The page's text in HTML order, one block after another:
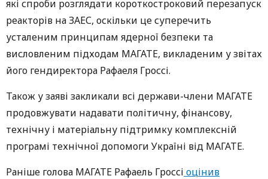
які спроби розглядати короткостроковий перезапуск
реакторів на ЗАЕС, оскільки це суперечить
усталеним принципам ядерної безпеки та
висловленим підходам МАГАТЕ, викладеним у звітах
його гендиректора Рафаеля Гроссі.
Також у заяві закликали всі держави-члени МАГАТЕ
продовжувати надавати політичну, фінансову,
технічну і матеріальну підтримку комплексній
програмі технічної допомоги Україні від МАГАТЕ.
Раніше голова МАГАТЕ Рафаель Гроссі оцінив